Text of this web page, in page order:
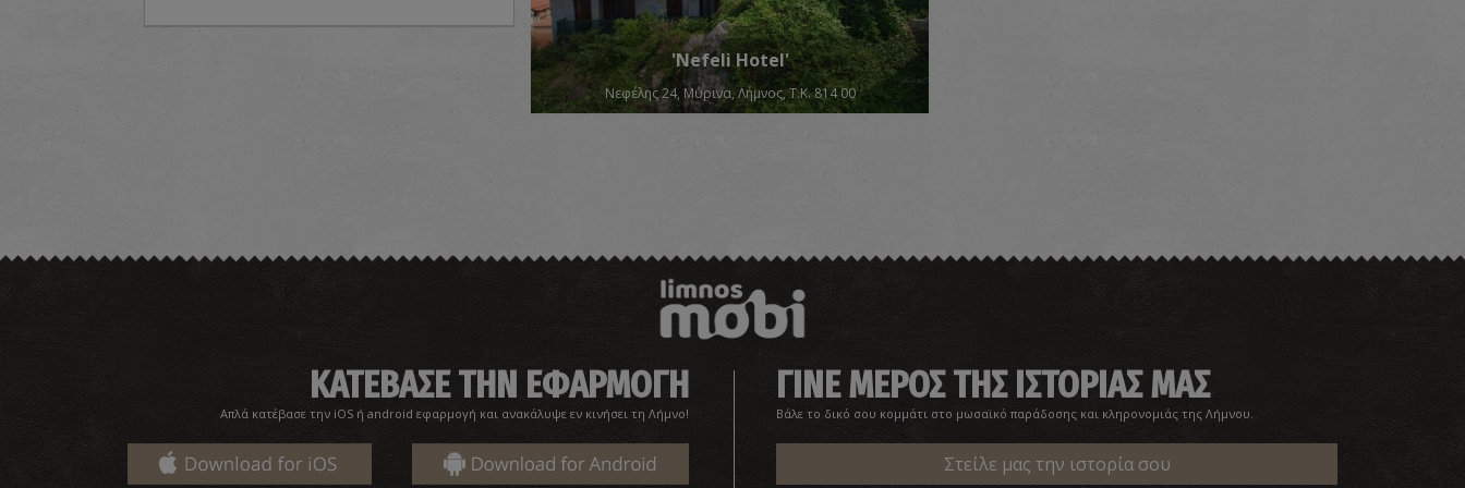
'Nefeli Hotel'
Νεφέλης 24, Μύρινα, Λήμνος, Τ.Κ. 814 00
ΚΑΤΕΒΑΣΕ ΤΗΝ ΕΦΑΡΜΟΓΗ
Απλά κατέβασε την iOS ή android εφαρμογή και ανακάλυψε εν κινήσει τη Λήμνο!
ΓΙΝΕ ΜΕΡΟΣ ΤΗΣ ΙΣΤΟΡΙΑΣ ΜΑΣ
Βάλε το δικό σου κομμάτι στο μωσαϊκό παράδοσης και κληρονομιάς της Λήμνου.
Στείλε μας την ιστορία σου